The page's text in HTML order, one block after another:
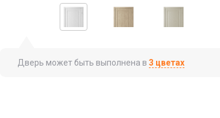
Дверь может быть выполнена в 3 цветах